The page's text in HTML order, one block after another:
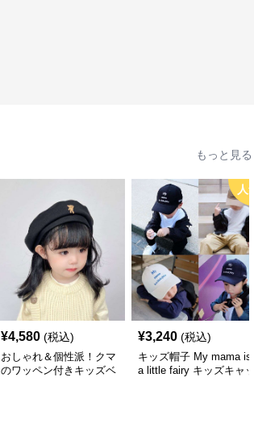
もっと見る
¥4,580 (税込)
おしゃれ＆個性派！クマ
のワッペン付きキッズベ
人気
¥3,240 (税込)
キッズ帽子 My mama is
a little fairy キッズキャッ